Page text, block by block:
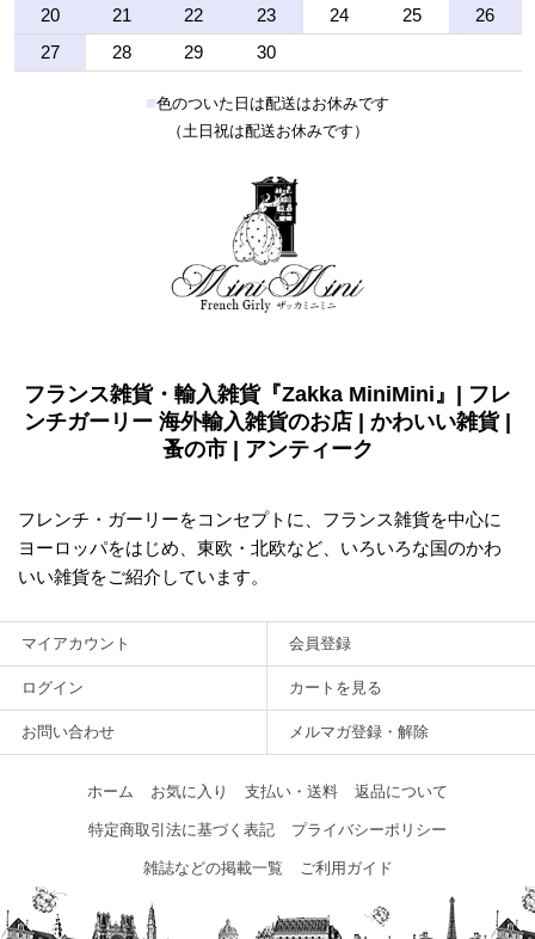
20
21 22 23 24 25
26
27
28 29 30
■色のついた日は配送はお休みです
（土日祝は配送お休みです）
フランス雑貨・輸入雑貨『Zakka MiniMini』| フレ
ンチガーリー 海外輸入雑貨のお店 | かわいい雑貨 |
蚤の市 | アンティーク
フレンチ・ガーリーをコンセプトに、フランス雑貨を中心に
ヨーロッパをはじめ、東欧・北欧など、いろいろな国のかわ
いい雑貨をご紹介しています。
マイアカウント 会員登録
ログイン カートを見る
お問い合わせ メルマガ登録・解除
ホーム お気に入り 支払い・送料 返品について
特定商取引法に基づく表記 プライバシーポリシー
雑誌などの掲載一覧 ご利用ガイド